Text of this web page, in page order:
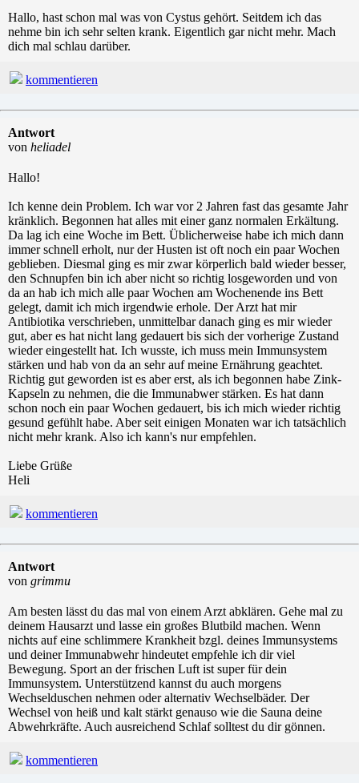
Hallo, hast schon mal was von Cystus gehört. Seitdem ich das
nehme bin ich sehr selten krank. Eigentlich gar nicht mehr. Mach
dich mal schlau darüber.
kommentieren
Antwort
von heliadel
Hallo!
Ich kenne dein Problem. Ich war vor 2 Jahren fast das gesamte Jahr
kränklich. Begonnen hat alles mit einer ganz normalen Erkältung.
Da lag ich eine Woche im Bett. Üblicherweise habe ich mich dann
immer schnell erholt, nur der Husten ist oft noch ein paar Wochen
geblieben. Diesmal ging es mir zwar körperlich bald wieder besser,
den Schnupfen bin ich aber nicht so richtig losgeworden und von
da an hab ich mich alle paar Wochen am Wochenende ins Bett
gelegt, damit ich mich irgendwie erhole. Der Arzt hat mir
Antibiotika verschrieben, unmittelbar danach ging es mir wieder
gut, aber es hat nicht lang gedauert bis sich der vorherige Zustand
wieder eingestellt hat. Ich wusste, ich muss mein Immunsystem
stärken und hab von da an sehr auf meine Ernährung geachtet.
Richtig gut geworden ist es aber erst, als ich begonnen habe Zink-
Kapseln zu nehmen, die die Immunabwer stärken. Es hat dann
schon noch ein paar Wochen gedauert, bis ich mich wieder richtig
gesund gefühlt habe. Aber seit einigen Monaten war ich tatsächlich
nicht mehr krank. Also ich kann's nur empfehlen.
Liebe Grüße
Heli
kommentieren
Antwort
von grimmu
Am besten lässt du das mal von einem Arzt abklären. Gehe mal zu
deinem Hausarzt und lasse ein großes Blutbild machen. Wenn
nichts auf eine schlimmere Krankheit bzgl. deines Immunsystems
und deiner Immunabwehr hindeutet empfehle ich dir viel
Bewegung. Sport an der frischen Luft ist super für dein
Immunsystem. Unterstützend kannst du auch morgens
Wechselduschen nehmen oder alternativ Wechselbäder. Der
Wechsel von heiß und kalt stärkt genauso wie die Sauna deine
Abwehrkräfte. Auch ausreichend Schlaf solltest du dir gönnen.
kommentieren